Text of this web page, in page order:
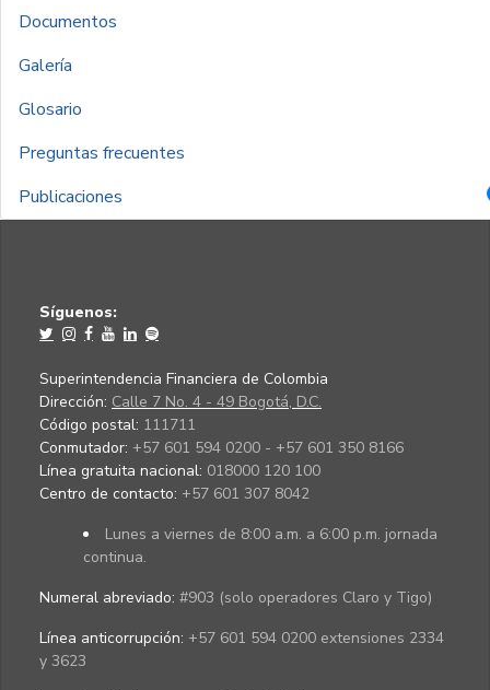
Documentos
Galería
Glosario
Preguntas frecuentes
Publicaciones
Síguenos:
Superintendencia Financiera de Colombia
Dirección: Calle 7 No. 4 - 49 Bogotá, D.C.
Código postal: 111711
Conmutador: +57 601 594 0200 - +57 601 350 8166
Línea gratuita nacional: 018000 120 100
Centro de contacto: +57 601 307 8042
Lunes a viernes de 8:00 a.m. a 6:00 p.m. jornada
continua.
Numeral abreviado: #903 (solo operadores Claro y Tigo)
Línea anticorrupción: +57 601 594 0200 extensiones 2334
y 3623